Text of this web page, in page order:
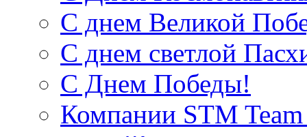
С днем Великой
С днем светлой
С Днем Победы!
Компании STM Team